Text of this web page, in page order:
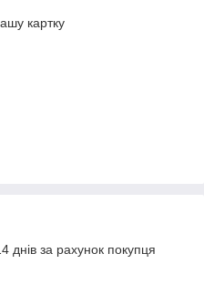
картку
днів за рахунок покупця